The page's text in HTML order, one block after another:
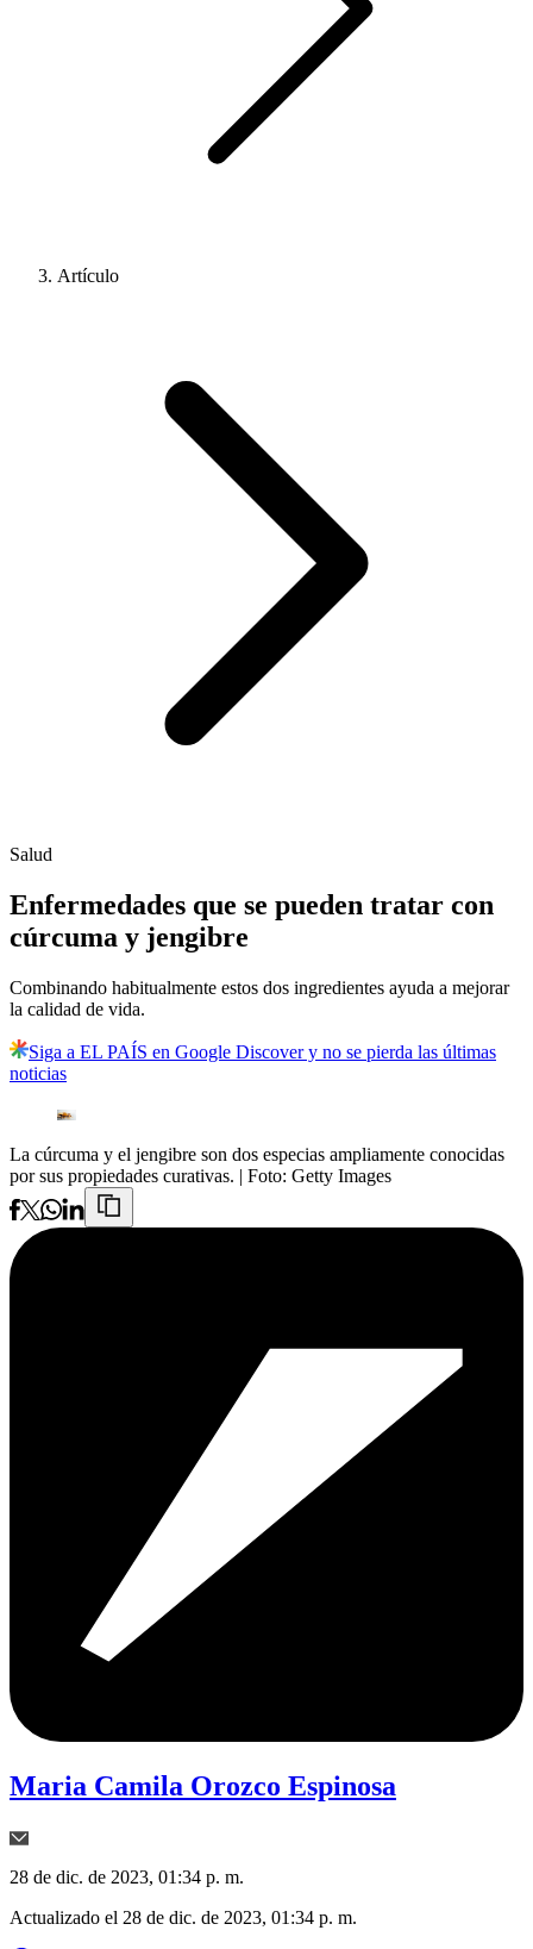
Artículo
Salud
Enfermedades que se pueden tratar con
cúrcuma y jengibre
Combinando habitualmente estos dos ingredientes ayuda a mejorar
la calidad de vida.
Siga a EL PAÍS en Google Discover y no se pierda las últimas
noticias
La cúrcuma y el jengibre son dos especias ampliamente conocidas
por sus propiedades curativas. | Foto: Getty Images
Maria Camila Orozco Espinosa
28 de dic. de 2023, 01:34 p. m.
Actualizado el 28 de dic. de 2023, 01:34 p. m.